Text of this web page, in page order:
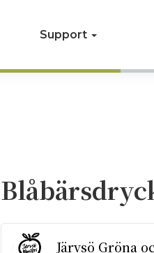
Support
Järvsö Gröna